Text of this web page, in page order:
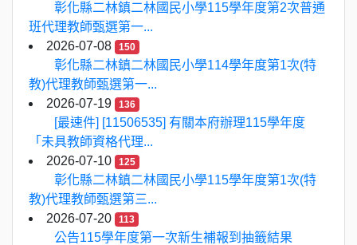
彰化縣二林鎮二林國民小學115學年度第2次普通
班代理教師甄選第一...
2026-07-08
150
彰化縣二林鎮二林國民小學114學年度第1次(特
教)代理教師甄選第一...
2026-07-19
136
[最速件] [11506535] 有關本府辦理115學年度
「未具教師資格代理...
2026-07-10
125
彰化縣二林鎮二林國民小學115學年度第1次(特
教)代理教師甄選第三...
2026-07-20
113
公告115學年度第一次新生補報到抽籤結果